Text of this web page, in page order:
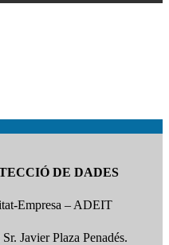
DE DADES
Empresa – ADEIT
Sr. Javier Plaza Penadés.